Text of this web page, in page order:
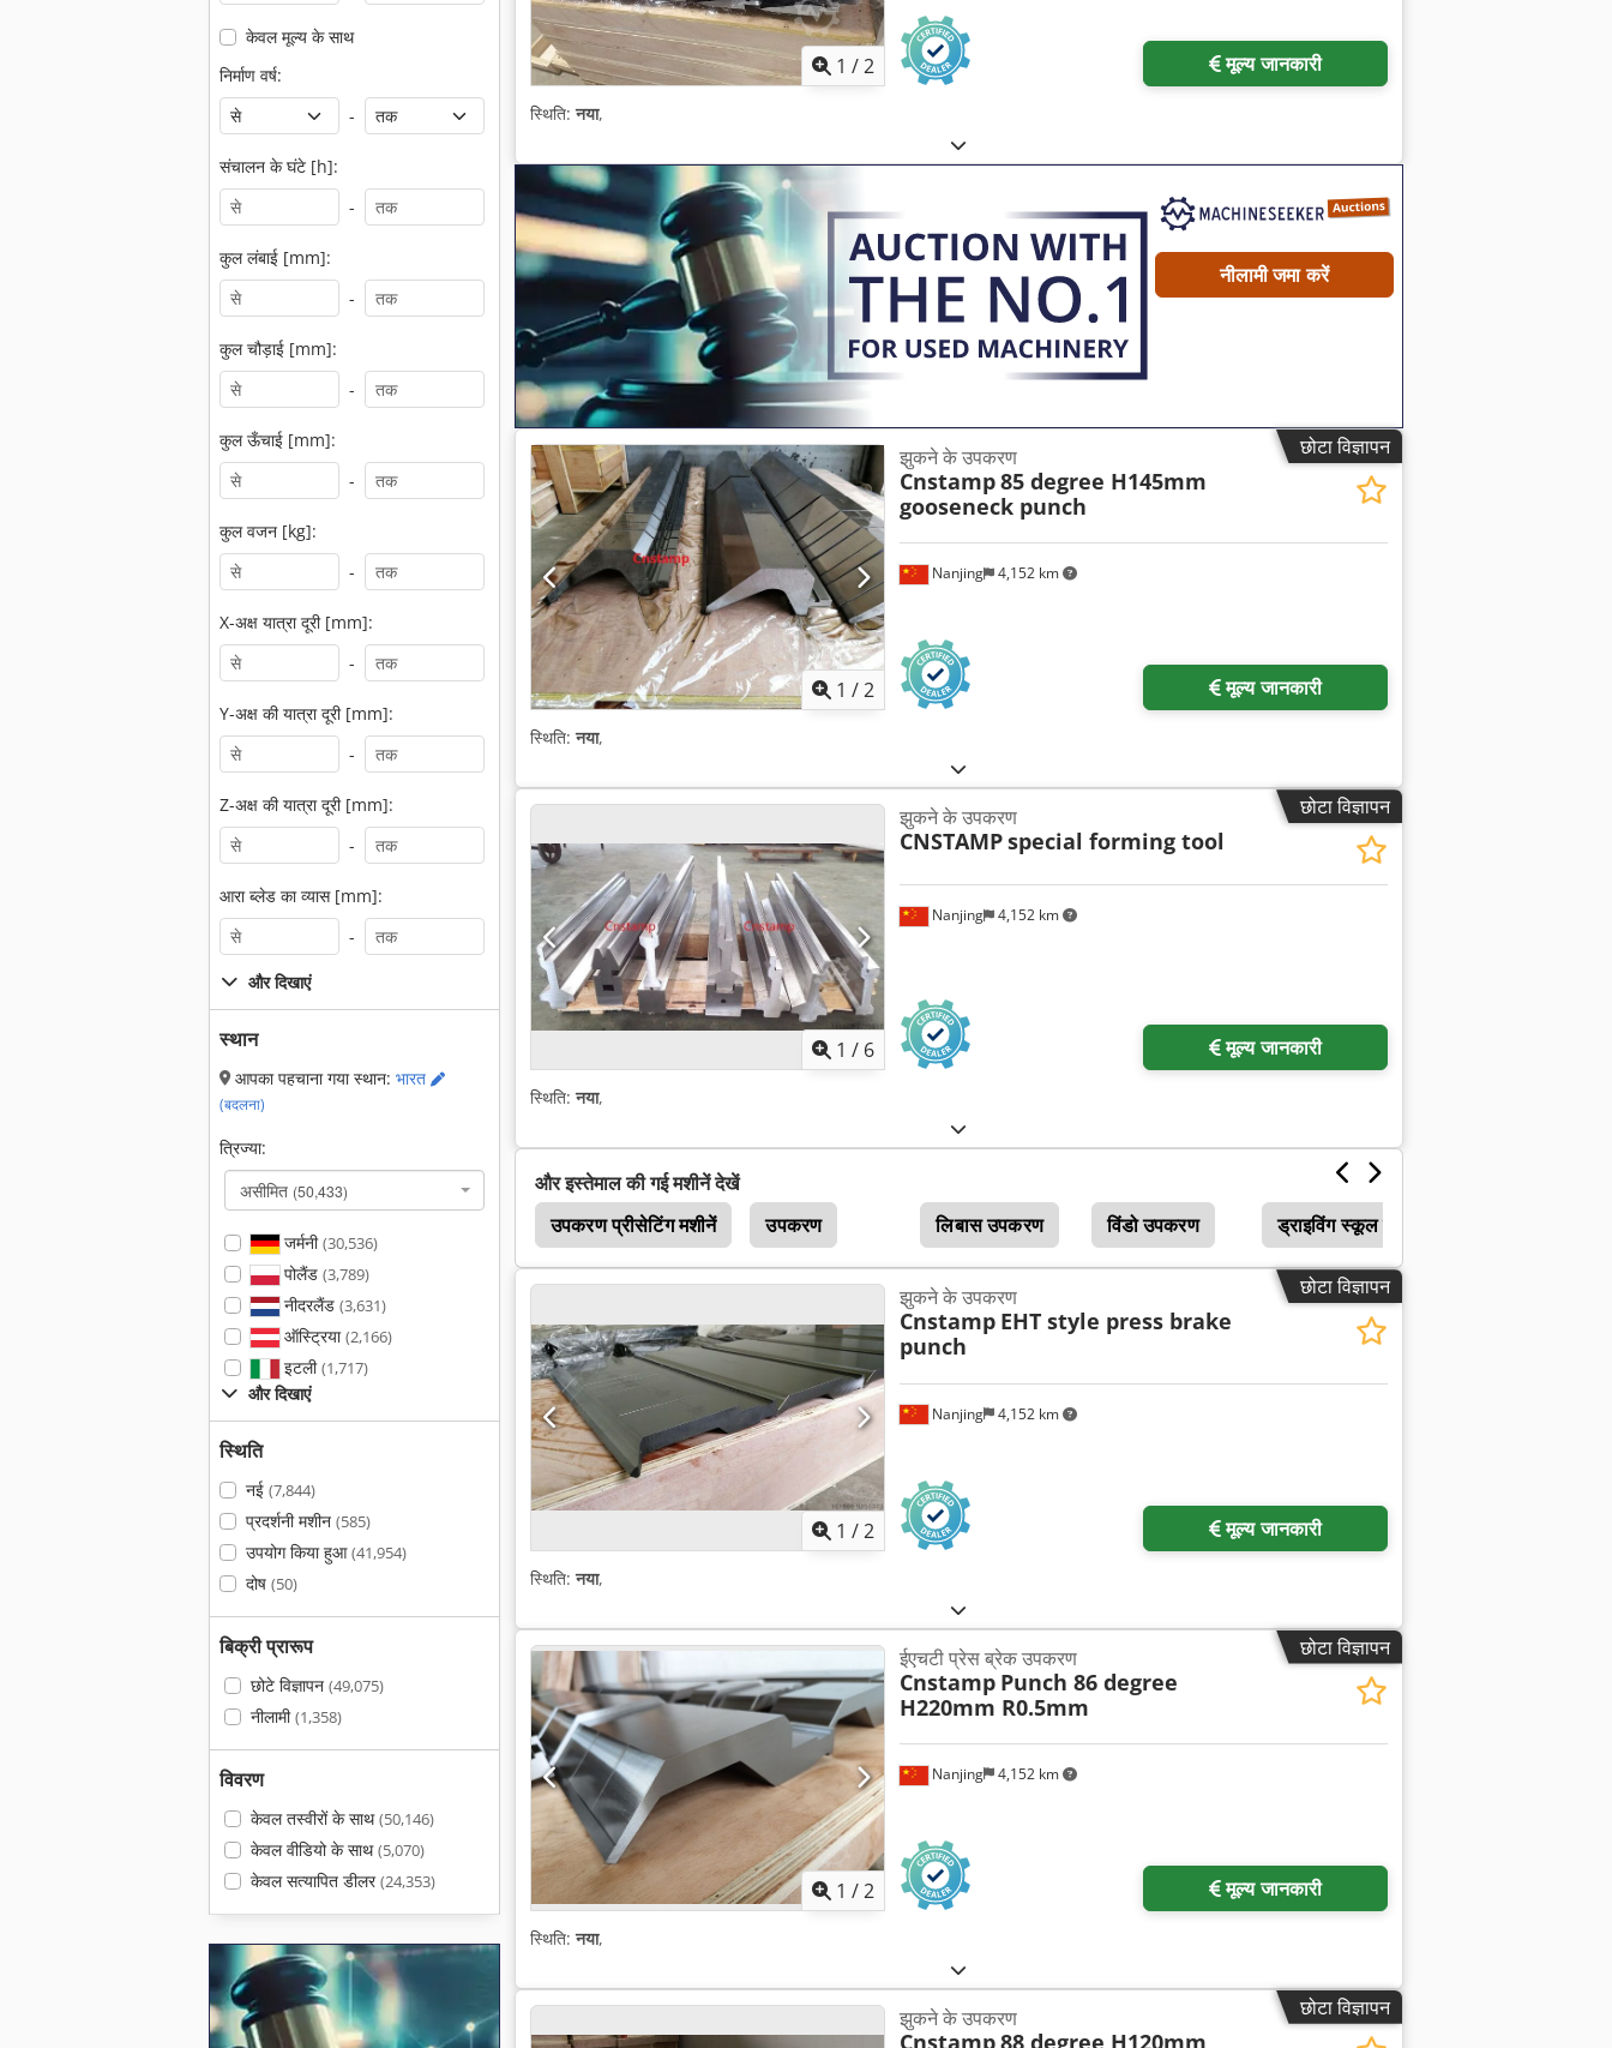
केवल मूल्य के साथ
निर्माण वर्ष:
-
संचालन के घंटे [h]:
-
कुल लंबाई [mm]:
-
कुल चौड़ाई [mm]:
-
कुल ऊँचाई [mm]:
-
कुल वजन [kg]:
-
X-अक्ष यात्रा दूरी [mm]:
-
Y-अक्ष की यात्रा दूरी [mm]:
-
Z-अक्ष की यात्रा दूरी [mm]:
-
आरा ब्लेड का व्यास [mm]:
-
और दिखाएं
स्थान
आपका पहचाना गया स्थान: भारत
(बदलना)
त्रिज्या:
असीमित (50,433)
जर्मनी(30,536)
पोलैंड (3,789)
नीदरलैंड (3,631)
ऑस्ट्रिया(2,166)
इटली(1,717)
और दिखाएं
स्थिति
नई (7,844)
प्रदर्शनी मशीन (585)
उपयोग किया हुआ(41,954)
दोष (50)
बिक्री प्रारूप
छोटे विज्ञापन (49,075)
नीलामी(1,358)
विवरण
केवल तस्वीरों के साथ(50,146)
केवल वीडियो के साथ(5,070)
केवल सत्यापित डीलर(24,353)
1 /2 मूल्य जानकारी
स्थिति:नया,
नीलामी जमा करें
छोटा विज्ञापन
1 /2
Nanjing 4,152 km
झुकने के उपकरण
Cnstamp85 degree H145mm
gooseneck punch
मूल्य जानकारी
स्थिति:नया,
छोटा विज्ञापन
1 / 6
Nanjing 4,152 km
झुकने के उपकरण
CNSTAMPspecial forming tool
मूल्य जानकारी
स्थिति:नया,
और इस्तेमाल की गई मशीनें देखें
उपकरण प्रीसेटिंग मशीनें
उपकरण लिबास उपकरण विंडो उपकरण ड्राइविंग स्कूल उपकरण
छोटा विज्ञापन
1 /2
Nanjing 4,152 km
झुकने के उपकरण
Cnstamp EHT style press brake
punch
मूल्य जानकारी
स्थिति:नया,
छोटा विज्ञापन
1 /2
Nanjing 4,152 km
ईएचटी प्रेस ब्रेक उपकरण
Cnstamp Punch 86 degree
H220mm R0.5mm
मूल्य जानकारी
स्थिति:नया,
छोटा विज्ञापन
झुकने के उपकरण
Cnstamp88 degree H120mm